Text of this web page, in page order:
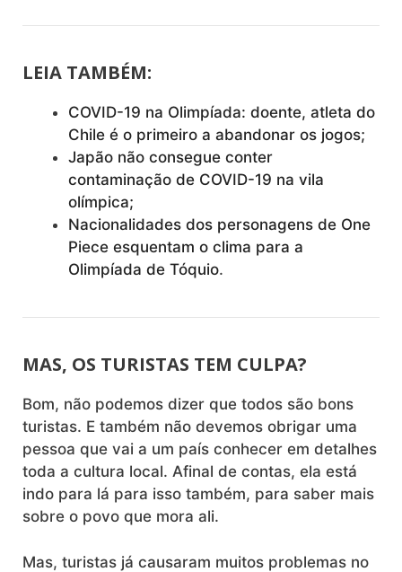
LEIA TAMBÉM:
COVID-19 na Olimpíada: doente, atleta do
Chile é o primeiro a abandonar os jogos;
Japão não consegue conter
contaminação de COVID-19 na vila
olímpica;
Nacionalidades dos personagens de One
Piece esquentam o clima para a
Olimpíada de Tóquio.
MAS, OS TURISTAS TEM CULPA?
Bom, não podemos dizer que todos são bons
turistas. E também não devemos obrigar uma
pessoa que vai a um país conhecer em detalhes
toda a cultura local. Afinal de contas, ela está
indo para lá para isso também, para saber mais
sobre o povo que mora ali.
Mas, turistas já causaram muitos problemas no